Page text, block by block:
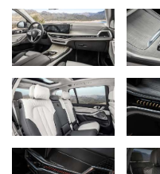
The new BMW X7 (04/2022).
Richmond Hill (Ontario)
de conduire assuré dans le